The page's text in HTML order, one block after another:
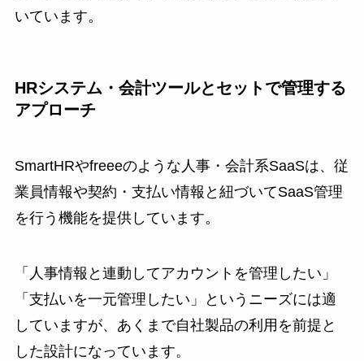
いています。
HRシステム・会計ツールとセットで管理する
アプローチ
SmartHRやfreeeのような人事・会計系SaaSは、従
業員情報や契約・支払い情報と紐づいてSaaS管理
を行う機能を提供しています。
「人事情報と連動してアカウントを管理したい」
「支払いを一元管理したい」というニーズには適
していますが、あくまで自社製品の利用を前提と
した設計になっています。